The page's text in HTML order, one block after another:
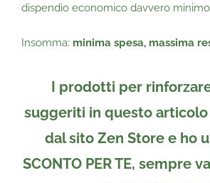
dispendio economico davvero
Insomma: minima spesa, massima
I prodotti per
suggeriti in questo
dal sito Zen Storee ho
SCONTO PER TE, sempre